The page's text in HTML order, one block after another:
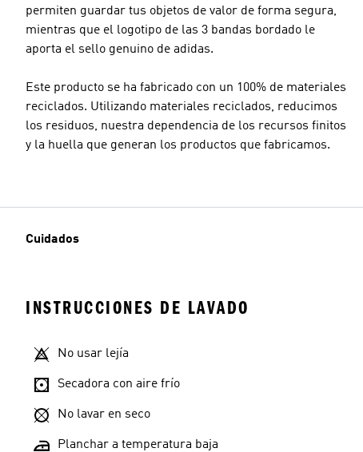
permiten guardar tus objetos de valor de forma segura,
mientras que el logotipo de las 3 bandas bordado le
aporta el sello genuino de adidas.
Este producto se ha fabricado con un 100% de materiales
reciclados. Utilizando materiales reciclados, reducimos
los residuos, nuestra dependencia de los recursos finitos
y la huella que generan los productos que fabricamos.
Cuidados
INSTRUCCIONES DE LAVADO
No usar lejía
Secadora con aire frío
No lavar en seco
Planchar a temperatura baja